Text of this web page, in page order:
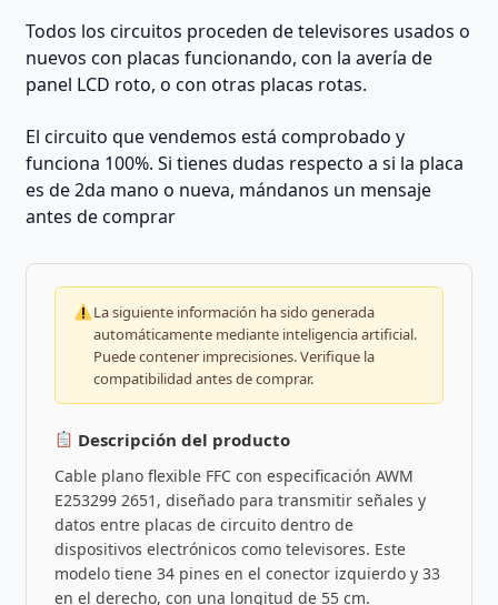
Todos los circuitos proceden de televisores usados o
nuevos con placas funcionando, con la avería de
panel LCD roto, o con otras placas rotas.
El circuito que vendemos está comprobado y
funciona 100%. Si tienes dudas respecto a si la placa
es de 2da mano o nueva, mándanos un mensaje
antes de comprar
La siguiente información ha sido generada
automáticamente mediante inteligencia artificial.
Puede contener imprecisiones. Verifique la
compatibilidad antes de comprar.
Descripción del producto
Cable plano flexible FFC con especificación AWM
E253299 2651, diseñado para transmitir señales y
datos entre placas de circuito dentro de
dispositivos electrónicos como televisores. Este
modelo tiene 34 pines en el conector izquierdo y 33
en el derecho, con una longitud de 55 cm.